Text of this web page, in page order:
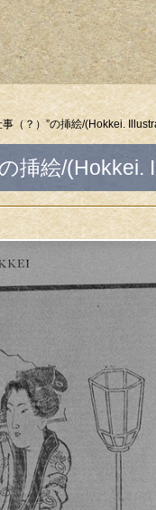
事（？）”の挿絵/(Hokkei.
挿絵/